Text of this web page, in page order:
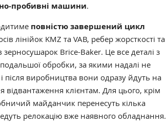
пробивні машини.
повністю завершений цикл
лінійок KMZ та VAB, ребер жорсткості та
зерносушарок Brice-Baker. Це все деталі з
обробки, за якими надалі не
після виробництва вони одразу йдуть на
відвантаження клієнтам. Для цього, крім
майданчик перенесуть кілька
релокацію вже наявного обладнання.